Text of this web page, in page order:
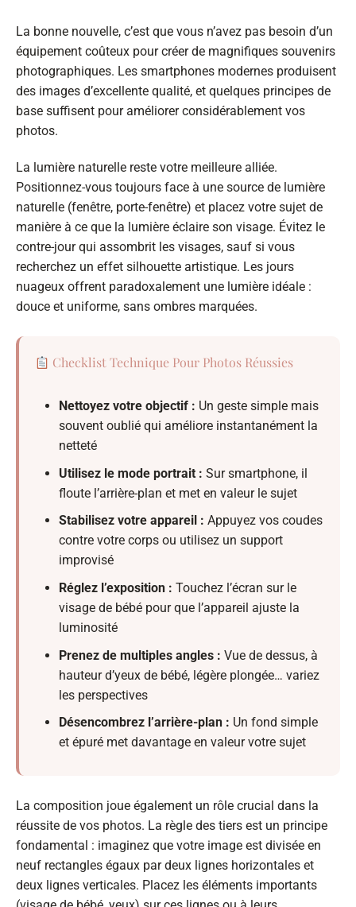
La bonne nouvelle, c’est que vous n’avez pas besoin d’un
équipement coûteux pour créer de magnifiques souvenirs
photographiques. Les smartphones modernes produisent
des images d’excellente qualité, et quelques principes de
base suffisent pour améliorer considérablement vos
photos.
La lumière naturelle reste votre meilleure alliée.
Positionnez-vous toujours face à une source de lumière
naturelle (fenêtre, porte-fenêtre) et placez votre sujet de
manière à ce que la lumière éclaire son visage. Évitez le
contre-jour qui assombrit les visages, sauf si vous
recherchez un effet silhouette artistique. Les jours
nuageux offrent paradoxalement une lumière idéale :
douce et uniforme, sans ombres marquées.
Checklist Technique Pour Photos Réussies
Nettoyez votre objectif : Un geste simple mais
souvent oublié qui améliore instantanément la
netteté
Utilisez le mode portrait : Sur smartphone, il
floute l’arrière-plan et met en valeur le sujet
Stabilisez votre appareil : Appuyez vos coudes
contre votre corps ou utilisez un support
improvisé
Réglez l’exposition : Touchez l’écran sur le
visage de bébé pour que l’appareil ajuste la
luminosité
Prenez de multiples angles : Vue de dessus, à
hauteur d’yeux de bébé, légère plongée… variez
les perspectives
Désencombrez l’arrière-plan : Un fond simple
et épuré met davantage en valeur votre sujet
La composition joue également un rôle crucial dans la
réussite de vos photos. La règle des tiers est un principe
fondamental : imaginez que votre image est divisée en
neuf rectangles égaux par deux lignes horizontales et
deux lignes verticales. Placez les éléments importants